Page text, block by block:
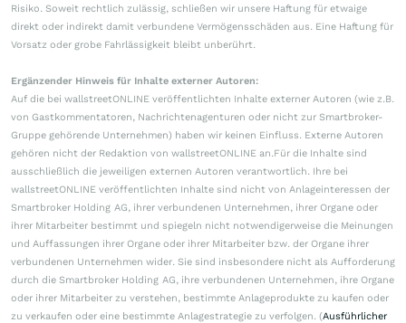
Risiko. Soweit rechtlich zulässig, schließen wir unsere Haftung für etwaige
direkt oder indirekt damit verbundene Vermögensschäden aus. Eine Haftung für
Vorsatz oder grobe Fahrlässigkeit bleibt unberührt.
Ergänzender Hinweis für Inhalte externer Autoren:
Auf die bei wallstreetONLINE veröffentlichten Inhalte externer Autoren (wie z.B.
von Gastkommentatoren, Nachrichtenagenturen oder nicht zur Smartbroker-
Gruppe gehörende Unternehmen) haben wir keinen Einfluss. Externe Autoren
gehören nicht der Redaktion von wallstreetONLINE an.Für die Inhalte sind
ausschließlich die jeweiligen externen Autoren verantwortlich. Ihre bei
wallstreetONLINE veröffentlichten Inhalte sind nicht von Anlageinteressen der
Smartbroker Holding AG, ihrer verbundenen Unternehmen, ihrer Organe oder
ihrer Mitarbeiter bestimmt und spiegeln nicht notwendigerweise die Meinungen
und Auffassungen ihrer Organe oder ihrer Mitarbeiter bzw. der Organe ihrer
verbundenen Unternehmen wider. Sie sind insbesondere nicht als Aufforderung
durch die Smartbroker Holding AG, ihre verbundenen Unternehmen, ihre Organe
oder ihrer Mitarbeiter zu verstehen, bestimmte Anlageprodukte zu kaufen oder
zu verkaufen oder eine bestimmte Anlagestrategie zu verfolgen. (Ausführlicher